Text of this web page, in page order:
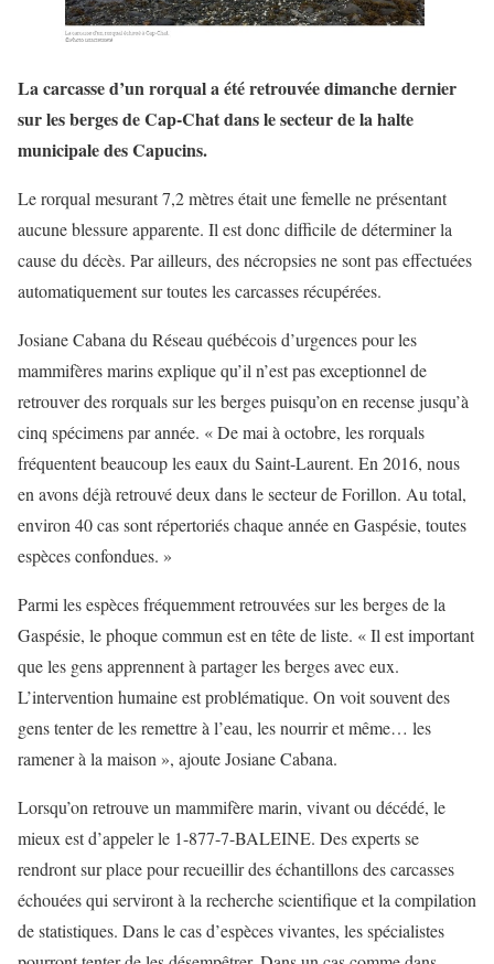
La carcasse d’un rorqual a été retrouvée dimanche dernier
sur les berges de Cap-Chat dans le secteur de la halte
municipale des Capucins.
Le rorqual mesurant 7,2 mètres était une femelle ne présentant
aucune blessure apparente. Il est donc difficile de déterminer la
cause du décès. Par ailleurs, des nécropsies ne sont pas effectuées
automatiquement sur toutes les carcasses récupérées.
Josiane Cabana du Réseau québécois d’urgences pour les
mammifères marins explique qu’il n’est pas exceptionnel de
retrouver des rorquals sur les berges puisqu’on en recense jusqu’à
cinq spécimens par année. « De mai à octobre, les rorquals
fréquentent beaucoup les eaux du Saint-Laurent. En 2016, nous
en avons déjà retrouvé deux dans le secteur de Forillon. Au total,
environ 40 cas sont répertoriés chaque année en Gaspésie, toutes
espèces confondues. »
Parmi les espèces fréquemment retrouvées sur les berges de la
Gaspésie, le phoque commun est en tête de liste. « Il est important
que les gens apprennent à partager les berges avec eux.
L’intervention humaine est problématique. On voit souvent des
gens tenter de les remettre à l’eau, les nourrir et même… les
ramener à la maison », ajoute Josiane Cabana.
Lorsqu’on retrouve un mammifère marin, vivant ou décédé, le
mieux est d’appeler le 1-877-7-BALEINE. Des experts se
rendront sur place pour recueillir des échantillons des carcasses
échouées qui serviront à la recherche scientifique et la compilation
de statistiques. Dans le cas d’espèces vivantes, les spécialistes